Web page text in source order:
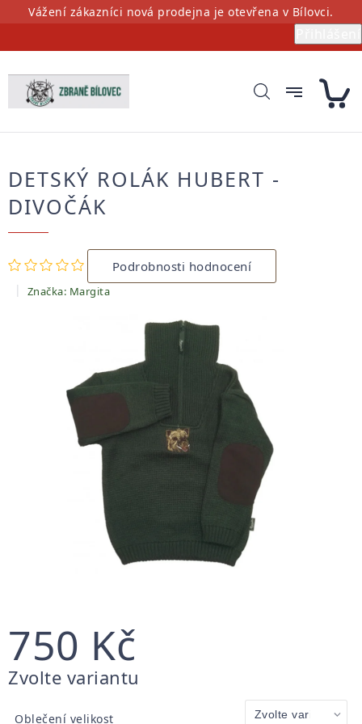
PřejítVážení zákazníci nová prodejna je otevřena v Bílovci.
DETSKÝ ROLÁK HUBERT -
DIVOČÁK
Průměrné
hodnocení
produktu
je
Podrobnosti hodnocení
Značka: Margita
750 Kč
Měrná
Zvolte variantu
Oblečení velikost